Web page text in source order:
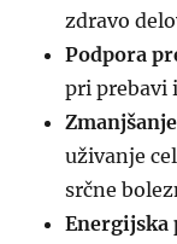
zdravo
Podpora
pri prebavi
uživanje
srčne
Energijska